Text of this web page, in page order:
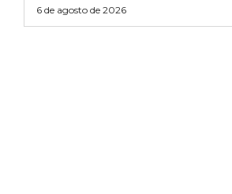
6 de agosto de 2026